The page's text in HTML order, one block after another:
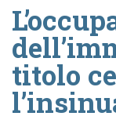
titolo